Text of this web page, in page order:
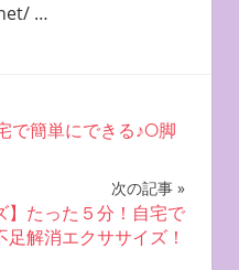
…
で簡単にできる♪O脚
次の記事
たった５分！自宅で
足解消エクササイズ！